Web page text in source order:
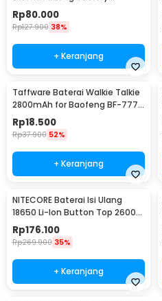
3800mAh - BL-5
Rp80.000
Rp127.900 38%
+ Keranjang
Taffware Baterai Walkie Talkie
2800mAh for Baofeng BF-777S
666S 888S
Rp18.500
Rp37.900 52%
+ Keranjang
NITECORE Baterai Isi Ulang
18650 Li-Ion Button Top 2600
mAh 3.7V 1 PCS - NL1826
Rp176.100
Rp269.900 35%
+ Keranjang